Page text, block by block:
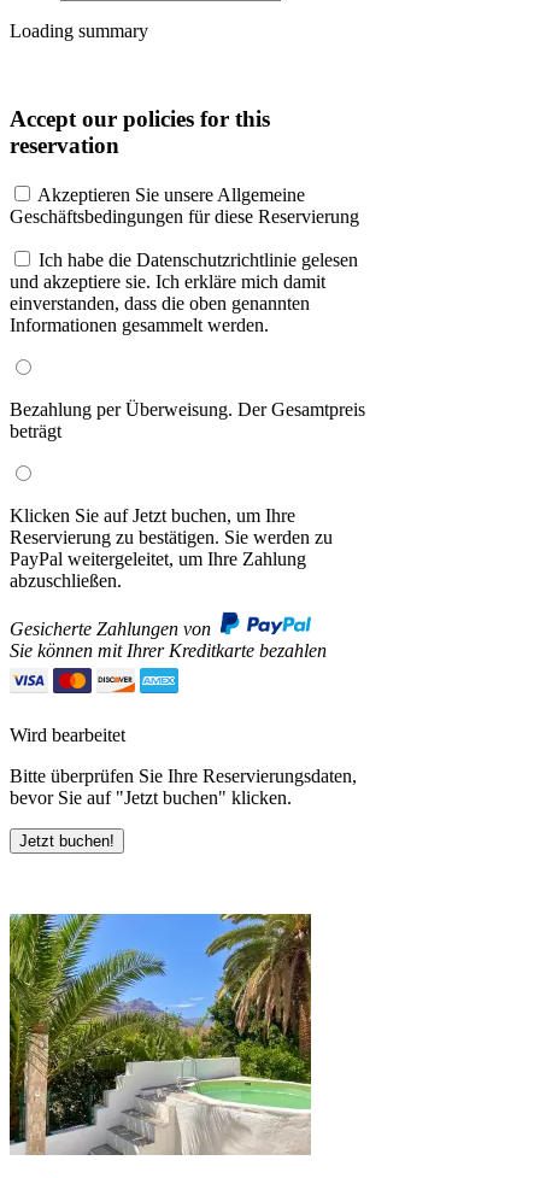
Loading summary
Accept our policies for this
reservation
Akzeptieren Sie unsere Allgemeine
Geschäftsbedingungen für diese Reservierung
Ich habe die Datenschutzrichtlinie gelesen
und akzeptiere sie. Ich erkläre mich damit
einverstanden, dass die oben genannten
Informationen gesammelt werden.
Bezahlung per Überweisung. Der Gesamtpreis
beträgt
Klicken Sie auf Jetzt buchen, um Ihre
Reservierung zu bestätigen. Sie werden zu
PayPal weitergeleitet, um Ihre Zahlung
abzuschließen.
Gesicherte Zahlungen von
Sie können mit Ihrer Kreditkarte bezahlen
Wird bearbeitet
Bitte überprüfen Sie Ihre Reservierungsdaten,
bevor Sie auf "Jetzt buchen" klicken.